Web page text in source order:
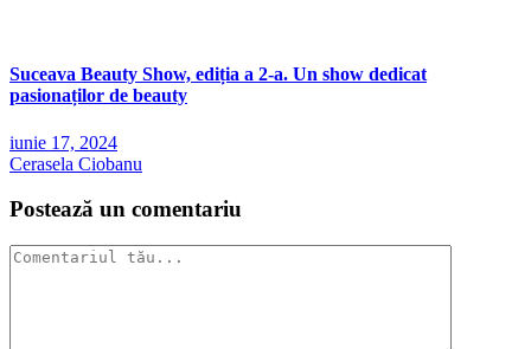
Suceava Beauty Show, ediția a 2-a. Un show dedicat
pasionaților de beauty
iunie 17, 2024
Cerasela Ciobanu
Postează un comentariu